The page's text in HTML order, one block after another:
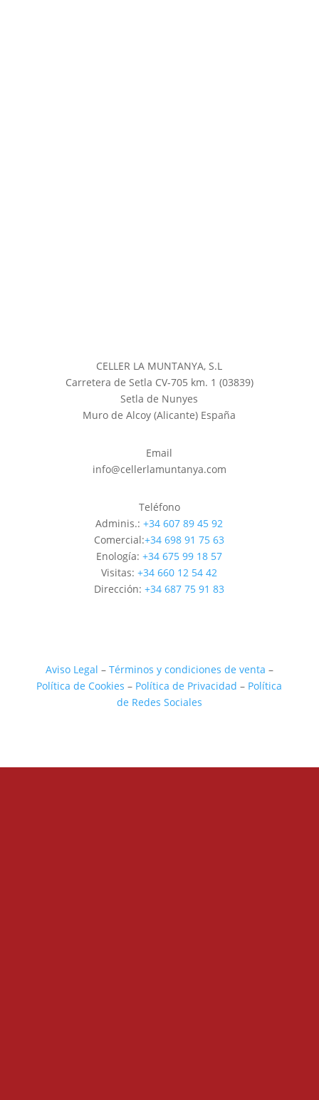
CELLER LA MUNTANYA, S.L
Carretera de Setla CV-705 km. 1 (03839)
Setla de Nunyes
Muro de Alcoy (Alicante) España
Email
info@cellerlamuntanya.com
Teléfono
Adminis.:+34 607 89 45 92
Comercial:+34 698 91 75 63
Enología:+34 675 99 18 57
Visitas:+34 660 12 54 42
Dirección:+34 687 75 91 83
Aviso Legal – Términos y condiciones de venta –
Política de Cookies – Política de Privacidad – Política
de Redes Sociales